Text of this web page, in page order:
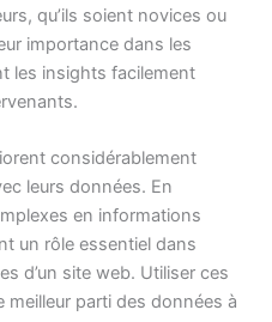
qu’ils soient novices ou
importance dans les
les insights facilement
considérablement
leurs données. En
en informations
un rôle essentiel dans
d’un site web. Utiliser ces
meilleur parti des données à